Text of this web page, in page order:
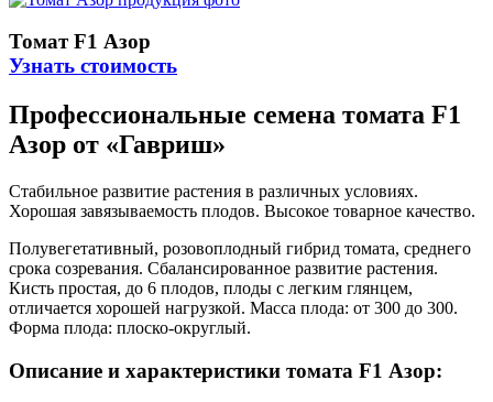
Томат F1 Азор
Узнать стоимость
Профессиональные семена томата F1
Азор от «Гавриш»
Стабильное развитие растения в различных условиях.
Хорошая завязываемость плодов. Высокое товарное качество.
Полувегетативный, розовоплодный гибрид томата, среднего
срока созревания. Сбалансированное развитие растения.
Кисть простая, до 6 плодов, плоды с легким глянцем,
отличается хорошей нагрузкой. Масса плода: от 300 до 300.
Форма плода: плоско-округлый.
Описание и характеристики томата F1 Азор: